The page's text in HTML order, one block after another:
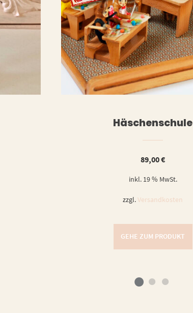
Häschenschule
89,00€
inkl. 19 % MwSt.
zzgl.Versandkosten
GEHE ZUM PRODUKT